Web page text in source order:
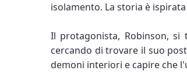
isolamento. La storia è
Il protagonista, Robinson,
cercando di trovare il suo
demoni interiori e capire che